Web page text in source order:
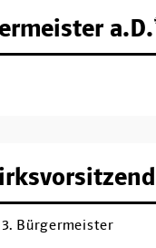
Bürgermeister